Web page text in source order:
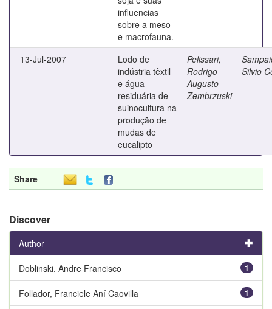
influencias
sobre a meso
e macrofauna.
13-Jul-2007
Lodo de
indústria têxtil
e água
residuária de
suinocultura na
produção de
mudas de
eucalipto
Pelissari,
Rodrigo
Augusto
Zembrzuski
Silvio
Share
Discover
Author
1
Doblinski, Andre Francisco
1
Follador, Franciele Aní Caovilla